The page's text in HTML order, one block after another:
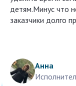
детям.Минус что
заказчики долго
Анна